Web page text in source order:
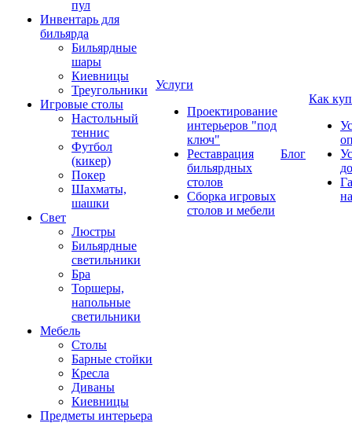
пул
Инвентарь для
бильярда
Бильярдные
шары
Киевницы
Треугольники
Игровые столы
Настольный
теннис
Футбол
(кикер)
Покер
Шахматы,
шашки
Свет
Люстры
Бильярдные
светильники
Бра
Торшеры,
напольные
светильники
Мебель
Столы
Барные стойки
Кресла
Диваны
Киевницы
Предметы интерьера
Услуги
Проектирование
интерьеров "под
ключ"
Реставрация
бильярдных
столов
Сборка игровых
столов и мебели
Блог
Как